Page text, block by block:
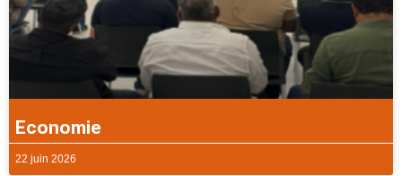
Economie
22 juin 2026